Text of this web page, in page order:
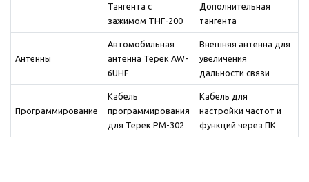
Тангента с
зажимом ТНГ-200
Дополнительная
тангента
Антенны
Автомобильная
антенна Терек AW-
6UHF
Внешняя антенна для
увеличения
дальности связи
Программирование
Кабель
программирования
для Терек РМ-302
Кабель для
настройки частот и
функций через ПК